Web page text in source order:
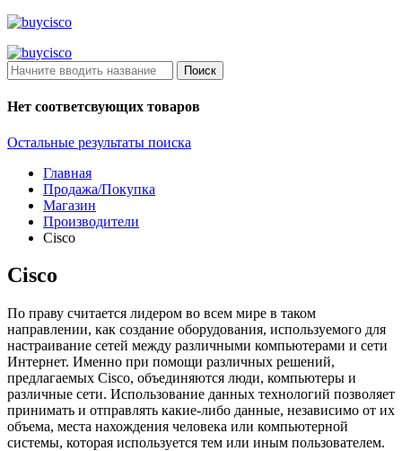
Поиск
Нет соответсвующих товаров
Остальные результаты поиска
Главная
Продажа/Покупка
Магазин
Производители
Cisco
Cisco
По праву считается лидером во всем мире в таком
направлении, как создание оборудования, используемого для
настраивание сетей между различными компьютерами и сети
Интернет. Именно при помощи различных решений,
предлагаемых Cisco, объединяются люди, компьютеры и
различные сети. Использование данных технологий позволяет
принимать и отправлять какие-либо данные, независимо от их
объема, места нахождения человека или компьютерной
системы, которая используется тем или иным пользователем.